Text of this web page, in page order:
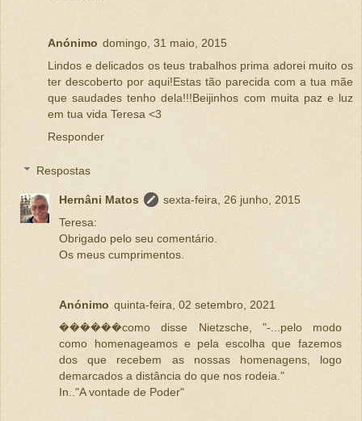
Anónimo domingo, 31 maio, 2015
Lindos e delicados os teus trabalhos prima adorei muito os
ter descoberto por aqui!Estas tão parecida com a tua mãe
que saudades tenho dela!!!Beijinhos com muita paz e luz
em tua vida Teresa <3
Responder
Respostas
Hernâni Matos
sexta-feira, 26 junho, 2015
Teresa:
Obrigado pelo seu comentário.
Os meus cumprimentos.
Anónimo quinta-feira, 02 setembro, 2021
������como disse Nietzsche, "-...pelo modo
como homenageamos e pela escolha que fazemos
dos que recebem as nossas homenagens, logo
demarcados a distância do que nos rodeia."
In.."A vontade de Poder"